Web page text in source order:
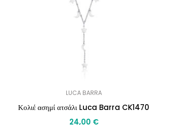
LUCA BARRA
Κολιέ ασημί ατσάλι Luca Barra CK1470
24,00 €